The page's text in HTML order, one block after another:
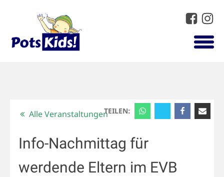
TEILEN:
Alle Veranstaltungen
Info-Nachmittag für
werdende Eltern im EVB